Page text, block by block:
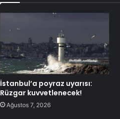
İstanbul’a poyraz uyarısı:
Rüzgar kuvvetlenecek!
Ağustos 7, 2026